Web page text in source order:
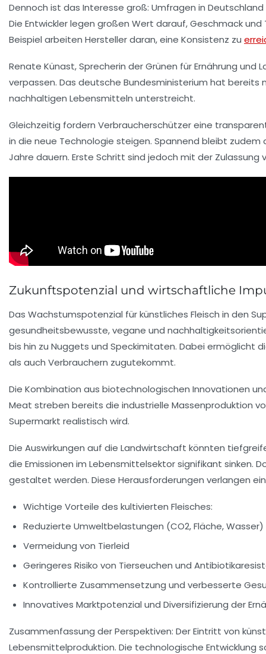
Dennoch ist das Interesse groß: Umfragen in
Die Entwickler legen großen Wert darauf, Geschmack
Beispiel arbeiten Hersteller daran, eine Konsistenz zu
Renate Künast, Sprecherin der Grünen für Ernährung
verpassen. Das deutsche Bundesministerium hat bereits
nachhaltigen Lebensmitteln unterstreicht.
Gleichzeitig fordern Verbraucherschützer eine
in die neue Technologie steigen. Spannend bleibt zudem
Jahre dauern. Erste Schritt sind jedoch mit der
Zukunftspotenzial und wirtschaftliche
Das Wachstumspotenzial fürkünstliches Fleisch in den
gesundheitsbewusste, vegane und
bis hin zu Nuggets und Speckimitaten. Dabei ermöglicht
als auch Verbrauchern zugutekommt.
Die Kombination aus biotechnologischen Innovationen
Meat streben bereits die industrielle Massenproduktion
Supermarkt realistisch wird.
Die Auswirkungen auf die Landwirtschaft könnten
die Emissionen im Lebensmittelsektor signifikant sinken.
gestaltet werden. Diese Herausforderungen verlangen
Wichtige Vorteile des kultivierten Fleisches:
Reduzierte Umweltbelastungen (CO2, Fläche, Wasser)
Vermeidung von Tierleid
Geringeres Risiko von Tierseuchen und
Kontrollierte Zusammensetzung und verbesserte
Innovatives Marktpotenzial und Diversifizierung der
Zusammenfassung der Perspektiven: Der Eintritt von
Lebensmittelproduktion. Die technologische